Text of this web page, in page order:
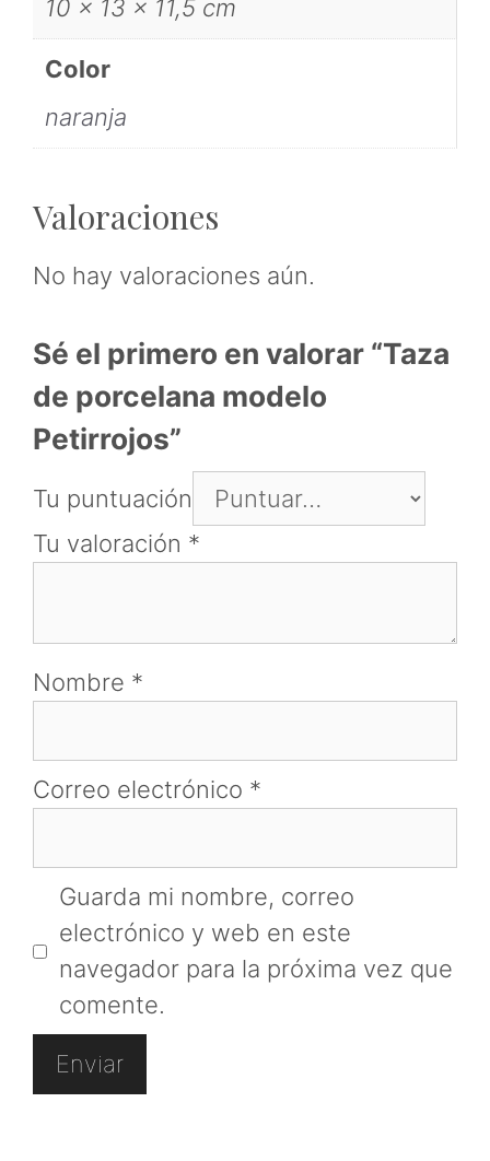
10 × 13 × 11,5 cm
Color
naranja
Valoraciones
No hay valoraciones aún.
Sé el primero en valorar “Taza
de porcelana modelo
Petirrojos”
Tu puntuación
Tu valoración *
Nombre *
Correo electrónico *
Guarda mi nombre, correo
electrónico y web en este
navegador para la próxima vez que
comente.